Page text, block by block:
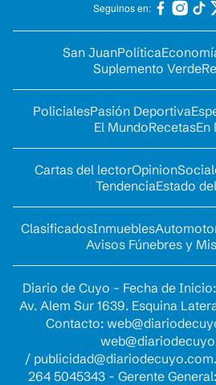
Seguinos en:
San JuanPolítica
Suplemento Verde
PolicialesPasión Deportiva
El MundoRecetasEn
Cartas del lectorOpinion
TendenciaEstado
ClasificadosInmuebles
Avisos Fúnebres y
Diario de Cuyo - Fecha de
Av. Alem Sur 1639. Esquina
Contacto:
/
264 5045343 - Gerente